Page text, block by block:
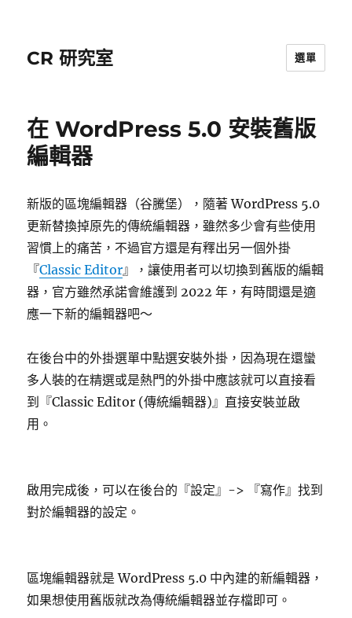
CR 研究室 選單
在 WordPress 5.0 安裝舊版
編輯器
新版的區塊編輯器（谷騰堡），隨著 WordPress 5.0
更新替換掉原先的傳統編輯器，雖然多少會有些使用
習慣上的痛苦，不過官方還是有釋出另一個外掛
『Classic Editor』，讓使用者可以切換到舊版的編輯
器，官方雖然承諾會維護到 2022 年，有時間還是適
應一下新的編輯器吧～
在後台中的外掛選單中點選安裝外掛，因為現在還蠻
多人裝的在精選或是熱門的外掛中應該就可以直接看
到『Classic Editor (傳統編輯器)』直接安裝並啟
用。
啟用完成後，可以在後台的『設定』-> 『寫作』找到
對於編輯器的設定。
區塊編輯器就是 WordPress 5.0 中內建的新編輯器，
如果想使用舊版就改為傳統編輯器並存檔即可。